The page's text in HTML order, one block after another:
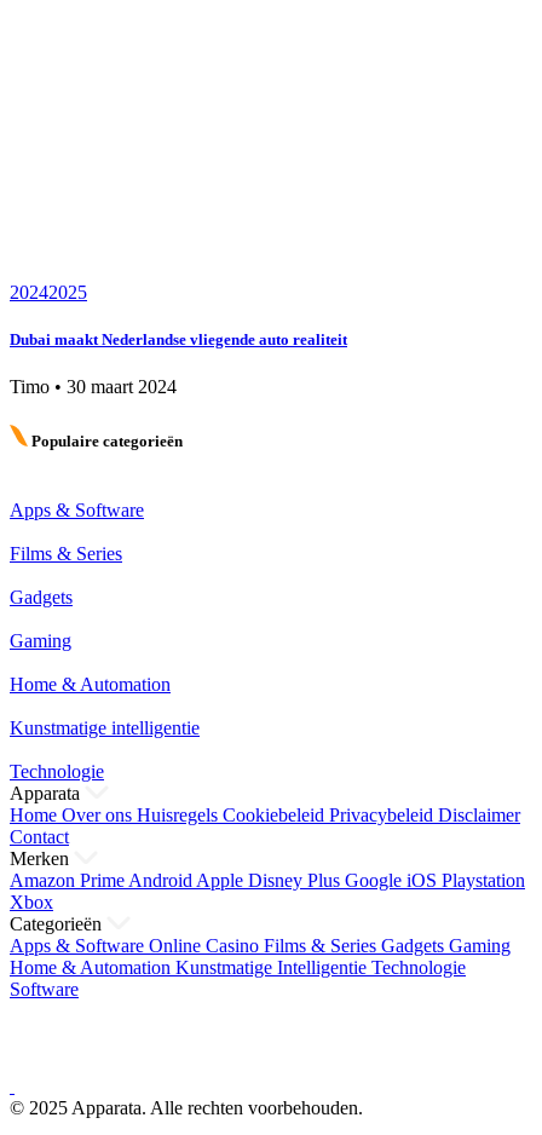
20242025
Dubai maakt Nederlandse vliegende auto realiteit
Timo • 30 maart 2024
Populaire categorieën
Apps & Software
Films & Series
Gadgets
Gaming
Home & Automation
Kunstmatige intelligentie
Technologie
Apparata
Home Over ons Huisregels Cookiebeleid Privacybeleid Disclaimer
Contact
Merken
Amazon Prime Android Apple Disney Plus Google iOS Playstation
Xbox
Categorieën
Apps & Software Online Casino Films & Series Gadgets Gaming
Home & Automation Kunstmatige Intelligentie Technologie
Software
© 2025 Apparata. Alle rechten voorbehouden.